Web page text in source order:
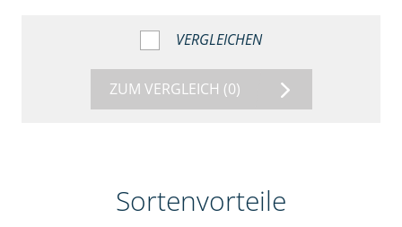
VERGLEICHEN
ZUM VERGLEICH (0)
Sortenvorteile